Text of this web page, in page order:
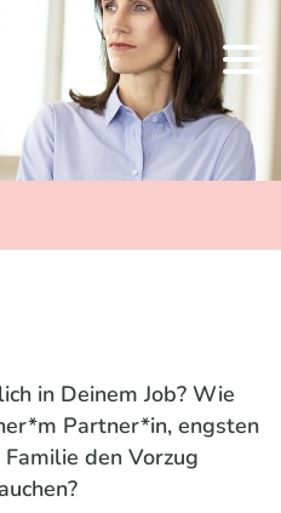
in Deinem Job? Wie
Partner*in, engsten
den Vorzug